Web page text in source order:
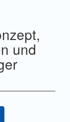
und
Zahlung einer